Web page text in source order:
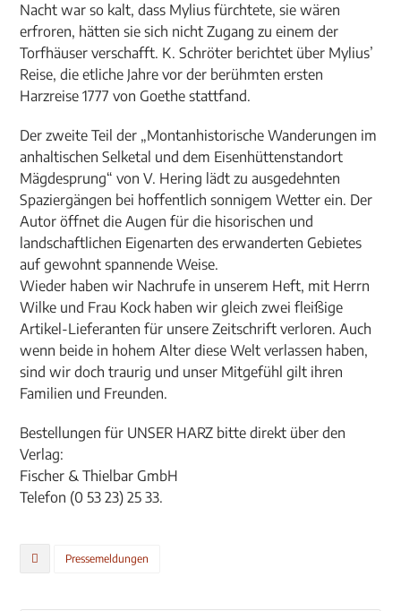
Nacht war so kalt, dass Mylius fürchtete, sie wären
erfroren, hätten sie sich nicht Zugang zu einem der
Torfhäuser verschafft. K. Schröter berichtet über Mylius’
Reise, die etliche Jahre vor der berühmten ersten
Harzreise 1777 von Goethe stattfand.
Der zweite Teil der „Montanhistorische Wanderungen im
anhaltischen Selketal und dem Eisenhüttenstandort
Mägdesprung“ von V. Hering lädt zu ausgedehnten
Spaziergängen bei hoffentlich sonnigem Wetter ein. Der
Autor öffnet die Augen für die hisorischen und
landschaftlichen Eigenarten des erwanderten Gebietes
auf gewohnt spannende Weise.
Wieder haben wir Nachrufe in unserem Heft, mit Herrn
Wilke und Frau Kock haben wir gleich zwei fleißige
Artikel-Lieferanten für unsere Zeitschrift verloren. Auch
wenn beide in hohem Alter diese Welt verlassen haben,
sind wir doch traurig und unser Mitgefühl gilt ihren
Familien und Freunden.
Bestellungen für UNSER HARZ bitte direkt über den
Verlag:
Fischer & Thielbar GmbH
Telefon (0 53 23) 25 33.
Pressemeldungen